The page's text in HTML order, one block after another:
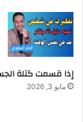
إذا قسمت كتلة
مايو 3, 2026